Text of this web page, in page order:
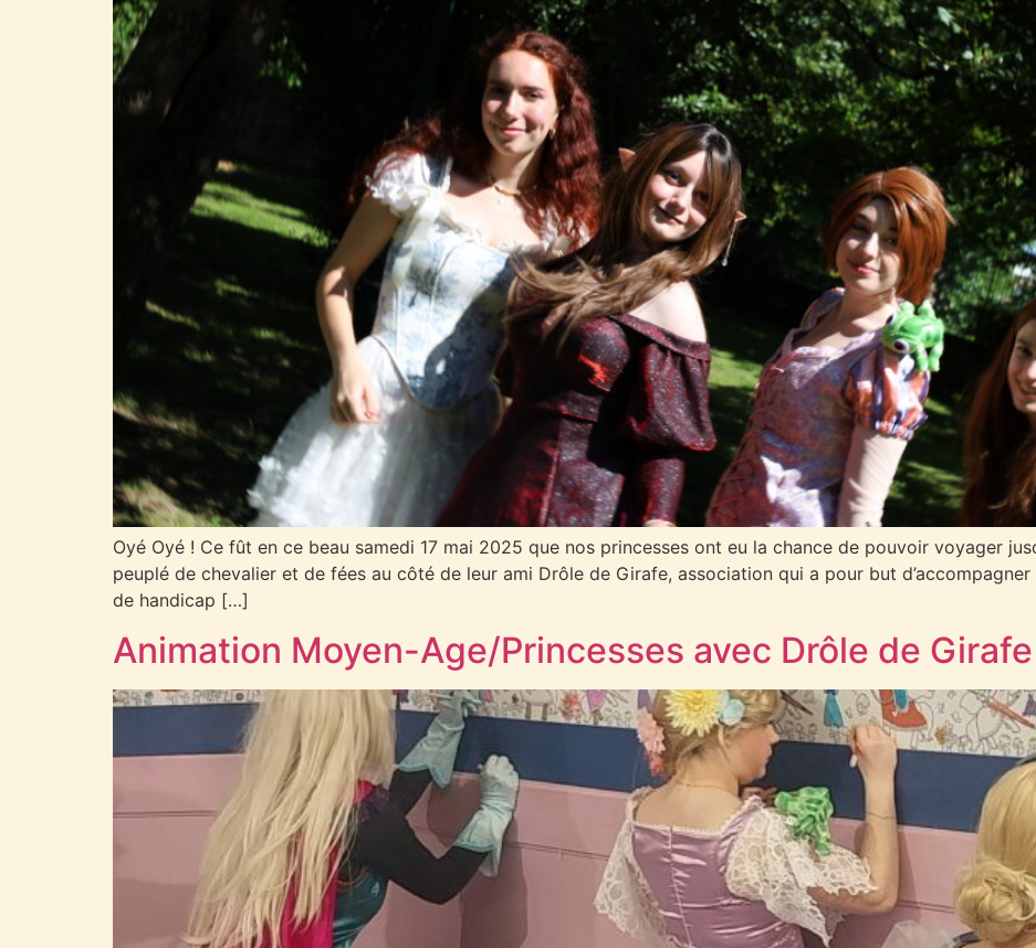
Oyé Oyé ! Ce fût en ce beau samedi 17 mai 2025 que nos princesses ont eu la chance de pouvoir voyager
peuplé de chevalier et de fées au côté de leur ami Drôle de Girafe, association qui a pour but
de handicap […]
Animation Moyen-Age/Princesses avec Drôle de Girafe